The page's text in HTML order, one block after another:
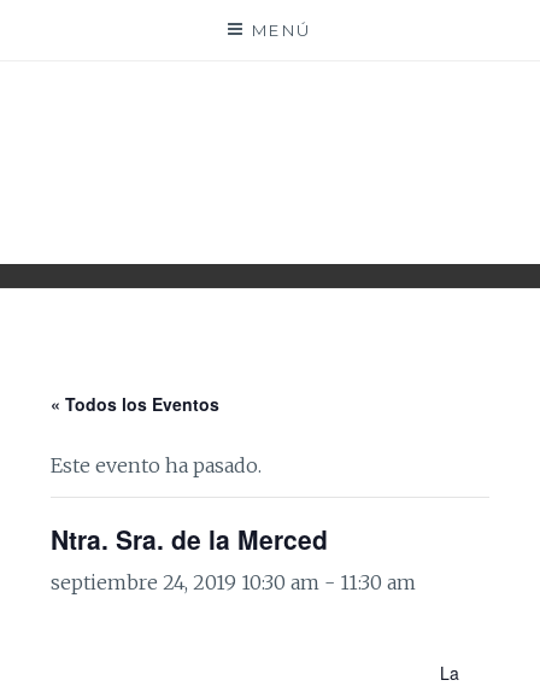
MENÚ
« Todos los Eventos
Este evento ha pasado.
Ntra. Sra. de la Merced
septiembre 24, 2019 10:30 am - 11:30 am
La